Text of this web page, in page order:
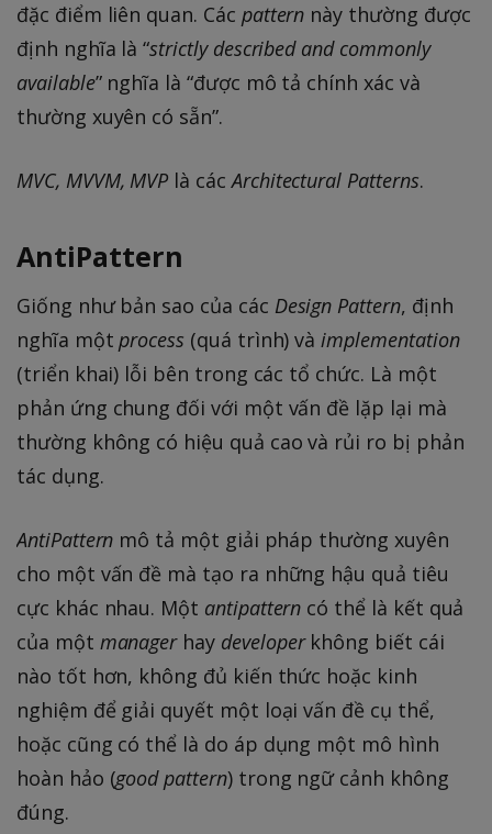
đặc điểm liên quan. Các pattern này thường được
định nghĩa là “strictly described and commonly
available” nghĩa là “được mô tả chính xác và
thường xuyên có sẵn”.
MVC, MVVM, MVP là cácArchitectural Patterns.
AntiPattern
Giống như bản sao của các Design Pattern, định
nghĩa mộtprocess (quá trình) vàimplementation
(triển khai) lỗi bên trong các tổ chức. Là một
phản ứng chung đối với một vấn đề lặp lại mà
thường không có hiệu quả cao và rủi ro bị phản
tác dụng.
AntiPattern mô tả một giải pháp thường xuyên
cho một vấn đề mà tạo ra những hậu quả tiêu
cực khác nhau. Một antipattern có thể là kết quả
của một managerhay developerkhông biết cái
nào tốt hơn, không đủ kiến thức hoặc kinh
nghiệm để giải quyết một loại vấn đề cụ thể,
hoặc cũng có thể là do áp dụng một mô hình
hoàn hảo (good pattern) trong ngữ cảnh không
đúng.